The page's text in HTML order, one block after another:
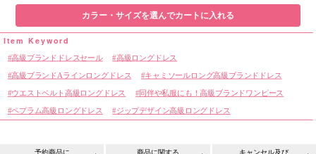
カラー・サイズを選んでカートに入れる
高級ブランドドレスセール
高級ロングドレス
高級ブランドAラインロングドレス
キャミソールロング高級ブランドドレス
ウエストベルト高級ロングドレス 同伴や私服にも！高級ブランドワンピース
ペプラム高級ロングドレス ジップデザイン高級ロングドレス
予約商品に
商品に関する
キャンセル及び